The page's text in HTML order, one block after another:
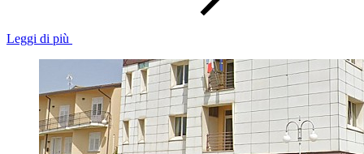
Leggi di più